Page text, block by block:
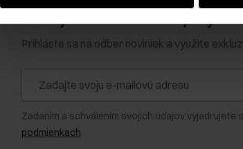
Prihláste sa na odber noviniek a využite
Zadaním a schválením svojich údajov
podmienkach.